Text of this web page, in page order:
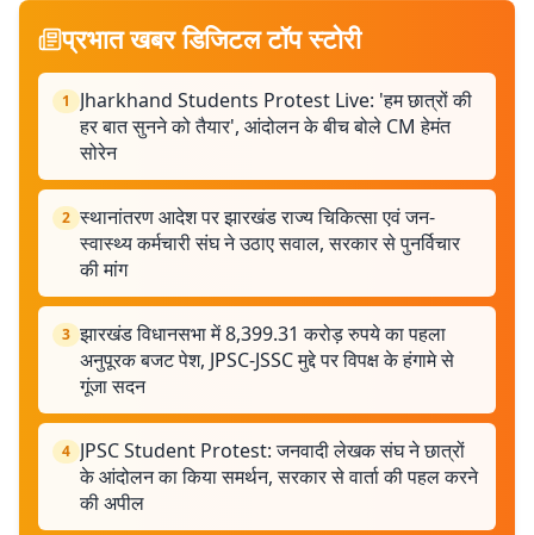
प्रभात खबर डिजिटल टॉप स्टोरी
1
Jharkhand Students Protest Live: 'हम छात्रों की
हर बात सुनने को तैयार', आंदोलन के बीच बोले CM हेमंत
सोरेन
2 स्थानांतरण आदेश पर झारखंड राज्य चिकित्सा एवं जन-
स्वास्थ्य कर्मचारी संघ ने उठाए सवाल, सरकार से पुनर्विचार
की मांग
3 झारखंड विधानसभा में 8,399.31 करोड़ रुपये का पहला
अनुपूरक बजट पेश, JPSC-JSSC मुद्दे पर विपक्ष के हंगामे से
गूंजा सदन
4 JPSC Student Protest: जनवादी लेखक संघ ने छात्रों
के आंदोलन का किया समर्थन, सरकार से वार्ता की पहल करने
की अपील